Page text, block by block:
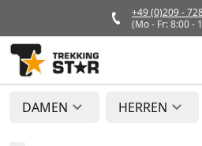
+49 (0)209 -
(Mo - Fr: 8:00 -
DAMEN HERREN